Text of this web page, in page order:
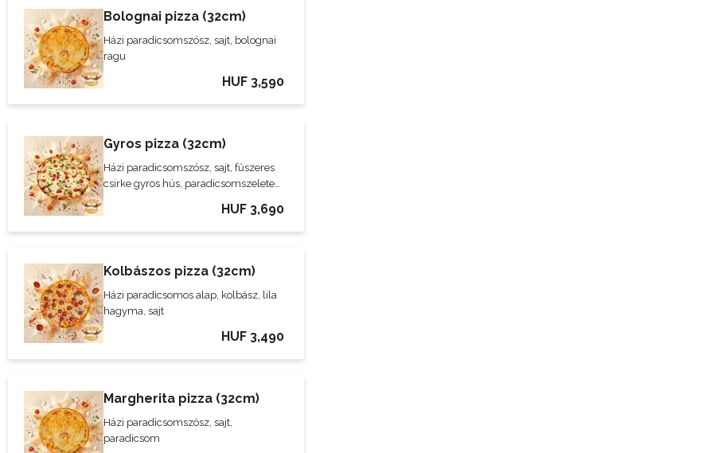
Bolognai pizza (32cm)
Házi paradicsomszósz, sajt, bolognai
ragu
HUF 3,590
Gyros pizza (32cm)
Házi paradicsomszósz, sajt, fűszeres
csirke gyros hús, paradicsomszeletek,
HUF 3,690
Kolbászos pizza (32cm)
Házi paradicsomos alap, kolbász, lila
hagyma, sajt
HUF 3,490
Margherita pizza (32cm)
Házi paradicsomszósz, sajt,
paradicsom